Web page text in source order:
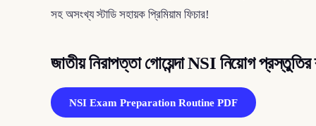
সহ অসংখ্য স্টাডি সহায়ক প্রিমিয়াম ফিচার!
জাতীয় নিরাপত্তা গোয়েন্দা NSI নিয়োগ
NSI Exam Preparation Routine PDF